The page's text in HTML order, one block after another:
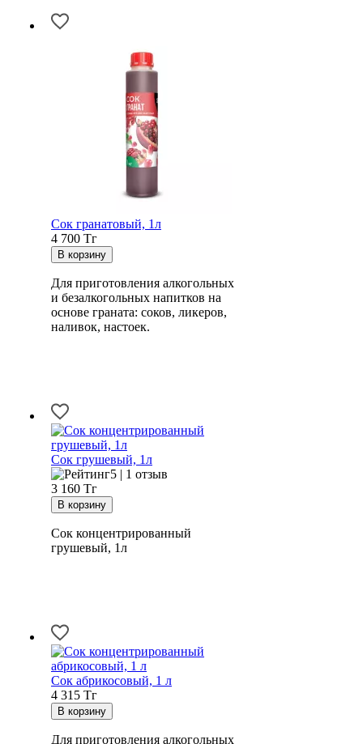
Сок гранатовый, 1л
4 700 Тг
Для приготовления алкогольных
и безалкогольных напитков на
основе граната: соков, ликеров,
наливок, настоек.
Сок грушевый, 1л
5 | 1 отзыв
3 160 Тг
Сок концентрированный
грушевый, 1л
Сок абрикосовый, 1 л
4 315 Тг
Для приготовления алкогольных